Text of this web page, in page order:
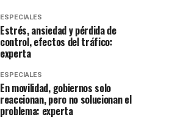
ESPECIALES
Estrés, ansiedad y pérdida de
control, efectos del tráfico:
experta
ESPECIALES
En movilidad, gobiernos solo
reaccionan, pero no solucionan el
problema: experta